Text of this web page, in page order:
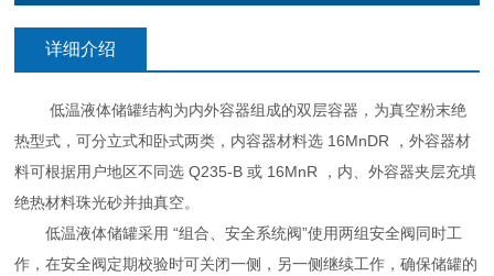
详细介绍
低温液体储罐结构为内外容器组成的双层容器，为真空粉末绝
热型式，可分立式和卧式两类，内容器材料选 16MnDR ，外容器材
料可根据用户地区不同选 Q235-B 或 16MnR ，内、外容器夹层充填
绝热材料珠光砂并抽真空。
低温液体储罐采用 “组合、安全系统阀”使用两组安全阀同时工
作，在安全阀定期校验时可关闭一侧，另一侧继续工作，确保储罐的